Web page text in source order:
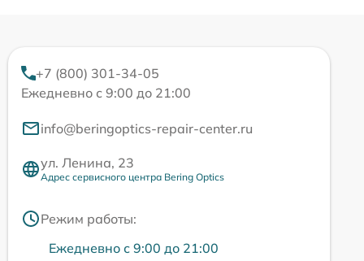
+7 (800) 301-34-05
Ежедневно с 9:00 до 21:00
info@beringoptics-repair-center.ru
ул. Ленина, 23
Адрес сервисного центра Bering Optics
Режим работы:
Ежедневно с 9:00 до 21:00